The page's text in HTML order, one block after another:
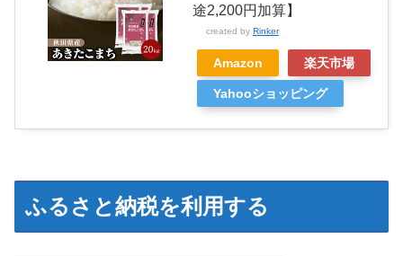
途2,200円加算】
created by Rinker
Amazon 楽天市場
Yahooショッピング
ふるさと納税を利用する